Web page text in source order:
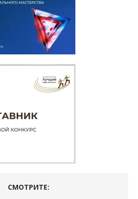
СМОТРИТЕ: